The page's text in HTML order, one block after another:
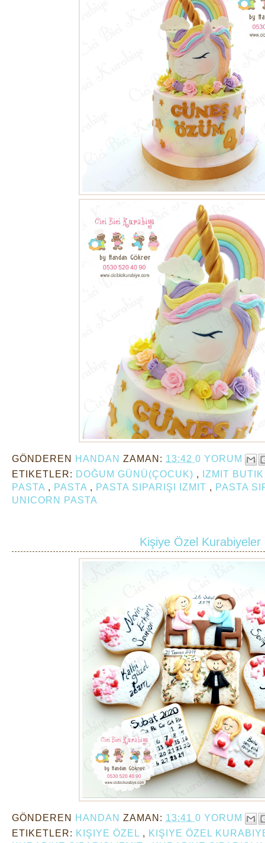
GÖNDEREN HANDAN ZAMAN: 13:42 0 YORUM
ETIKETLER: DOĞUM GÜNÜ(ÇOCUK) ,
IZMIT
PASTA , PASTA , PASTA SIPARIŞI IZMIT , PASTA
UNICORN PASTA
Kişiye Özel Kurabiyeler
GÖNDEREN HANDAN ZAMAN: 13:41 0 YORUM
ETIKETLER: KIŞIYE ÖZEL , KIŞIYE ÖZEL